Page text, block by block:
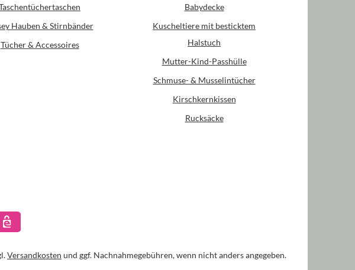
Hauben & Stirnbänder
Tücher & Accessoires
Babydecke
Kuscheltiere mit besticktem
Halstuch
Mutter-Kind-Passhülle
Schmuse- & Musselintücher
Kirschkernkissen
Rucksäcke
Versandkosten und ggf. Nachnahmegebühren, wenn nicht anders angegeben.